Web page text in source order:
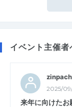
イベント主催
2025/
来年に向けたお